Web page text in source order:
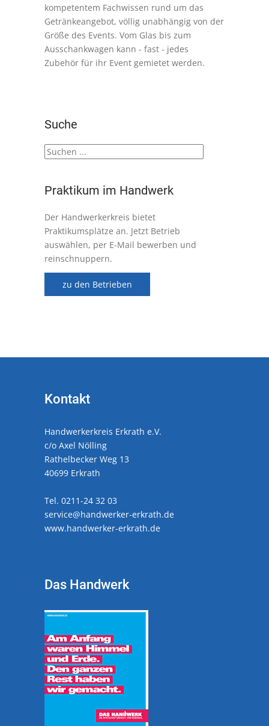
kompetentem Fachwissen rund um das
Getränkeangebot, völlig unabhängig von der
Größe des Events. Vom Glas bis zum
Ausschankwagen kann - fast - jedes
Zubehör für ihr Event gemietet werden.
Suche
Praktikum im Handwerk
Der Handwerkerkreis bietet
Praktikumsplätze an. Jetzt Betrieb
auswählen, per E-Mail bewerben und
reinschnuppern.
zu den Betrieben
Kontakt
Handwerkerkreis Erkrath e.V.
c/o Axel Nölling
Rathelbecker Weg 13
40699 Erkrath
Tel. 0211-24 32 03
service@handwerker-erkrath.de
www.handwerker-erkrath.de
Das Handwerk